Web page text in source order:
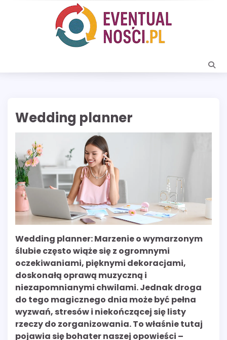
Wedding planner
Wedding planner: Marzenie o wymarzonym
ślubie często wiąże się z ogromnymi
oczekiwaniami, pięknymi dekoracjami,
doskonałą oprawą muzyczną i
niezapomnianymi chwilami. Jednak droga
do tego magicznego dnia może być pełna
wyzwań, stresów i niekończącej się listy
rzeczy do zorganizowania. To właśnie tutaj
pojawia się bohater naszej opowieści –